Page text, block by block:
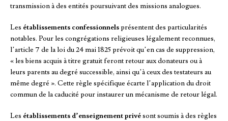
transmission à des entités poursuivant des missions analogues.
Les établissements confessionnelsprésentent des particularités
notables. Pour les congrégations religieuses légalement reconnues,
l’article 7 de la loi du 24 mai 1825 prévoit qu’en cas de suppression,
« les biens acquis à titre gratuit feront retour aux donateurs ou à
leurs parents au degré successible, ainsi qu’à ceux des testateurs au
même degré ». Cette règle spécifique écarte l’application du droit
commun de la caducité pour instaurer un mécanisme de retour légal.
Les établissements d’enseignement privésont soumis à des règles